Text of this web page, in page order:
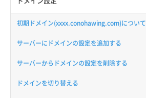
初期ドメイン(xxxx.conohawing.com)について
サーバーにドメインの設定を追加する
サーバーからドメインの設定を削除する
ドメインを切り替える